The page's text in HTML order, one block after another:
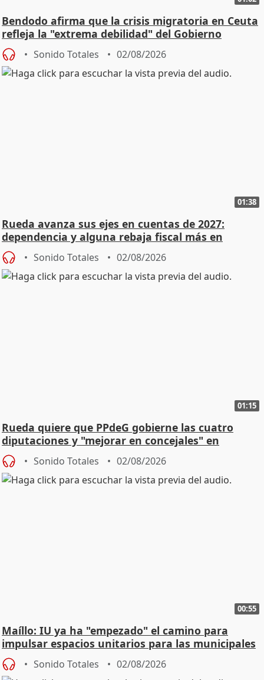
Bendodo afirma que la crisis migratoria en Ceuta
refleja la "extrema debilidad" del Gobierno
Sonido Totales 02/08/2026
01:38
Rueda avanza sus ejes en cuentas de 2027:
dependencia y alguna rebaja fiscal más en
vivienda
Sonido Totales 02/08/2026
01:15
Rueda quiere que PPdeG gobierne las cuatro
diputaciones y "mejorar en concejales" en
ciudades
Sonido Totales 02/08/2026
00:55
Maíllo: IU ya ha "empezado" el camino para
impulsar espacios unitarios para las municipales
Sonido Totales 02/08/2026